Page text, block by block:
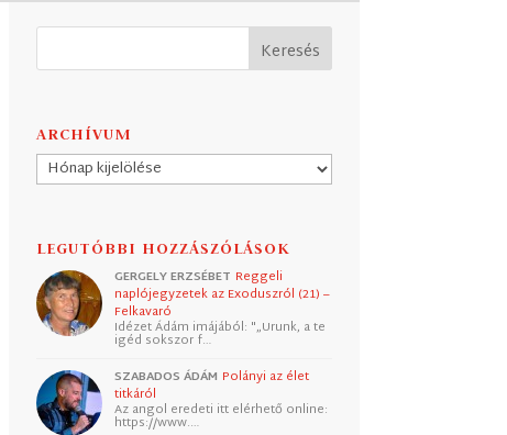
ARCHÍVUM
Archívum
LEGUTÓBBI HOZZÁSZÓLÁSOK
GERGELY ERZSÉBET Reggeli
naplójegyzetek az Exoduszról (21) –
Felkavaró
Idézet Ádám imájából: "„Urunk, a te
igéd sokszor f…
SZABADOS ÁDÁM Polányi az élet
titkáról
Az angol eredeti itt elérhető online:
https://www.…